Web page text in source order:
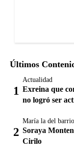
Últimos
Actualidad
Exreina que
no logró ser
María la del barrio
Soraya
Cirilo